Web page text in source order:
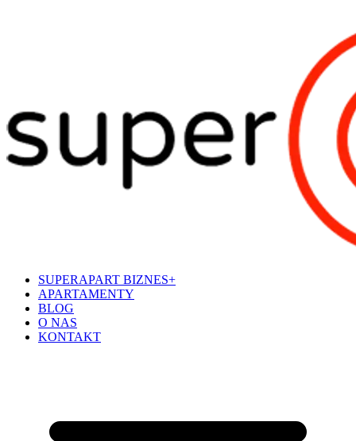
SUPERAPART BIZNES+
APARTAMENTY
BLOG
O NAS
KONTAKT